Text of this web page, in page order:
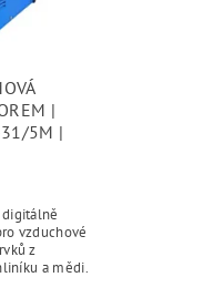
|
5M |
digitálně
vzduchové
z
a mědi.